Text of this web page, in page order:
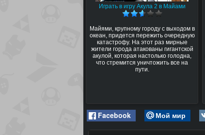
Играть в игру Акула 2 в Майами
Майями, крупному городу с выходом в
океан, придется пережить очередную
катастрофу. На этот раз мирные
жители города атакованы гигантской
акулой, которая настолько голодна,
что стремится уничтожить все на
пути.
Facebook Мой мир